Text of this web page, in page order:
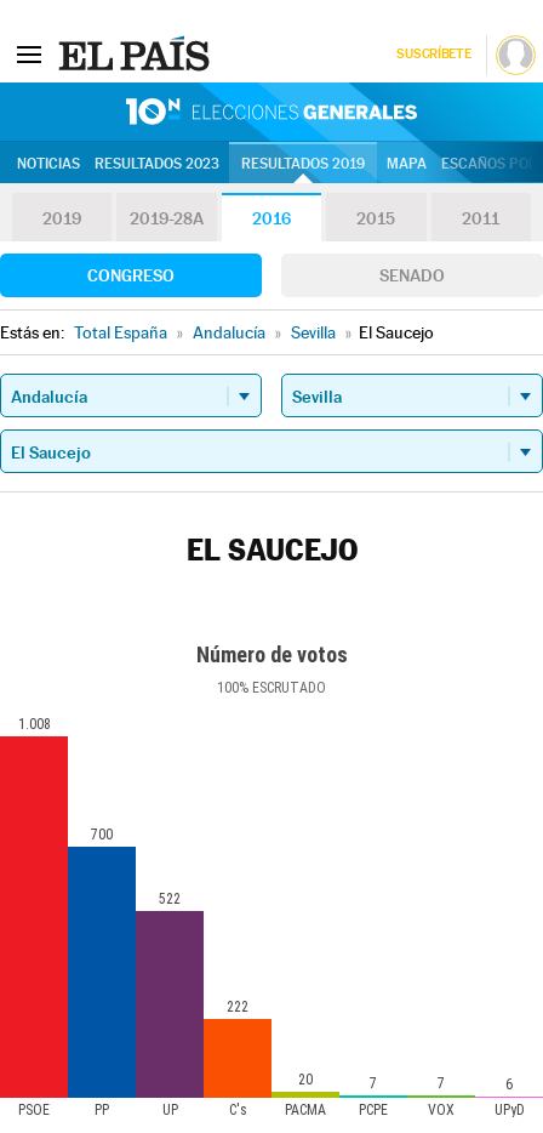
SUSCRÍBETE
NOTICIAS RESULTADOS 2023 RESULTADOS 2019 MAPA ESCAÑOS
2019 2019-28A 2016 2015 2011
CONGRESO SENADO
Estás en: Total España » Andalucía » Sevilla » El Saucejo
EL SAUCEJO
Número de votos
100% ESCRUTADO
PSOE PP UP C's PACMA PCPE VOX UPyD
1.008
700
522
222
20 7 7 6